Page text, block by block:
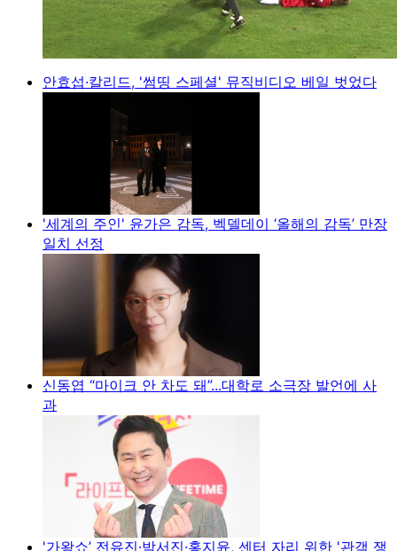
안효섭·칼리드, '썸띵 스페셜' 뮤직비디오 베일 벗었다
'세계의 주인' 윤가은 감독, 벡델데이 ‘올해의 감독’ 만장
일치 선정
신동엽 “마이크 안 차도 돼”...대학로 소극장 발언에 사
과
'가왕쇼’ 전유진·박서진·홍지윤, 센터 자리 위한 '관객 쟁